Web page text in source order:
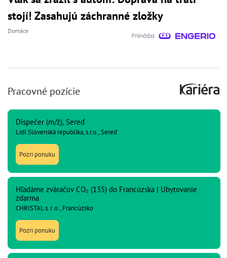
stojí! Zasahujú záchranné zložky
Domáce
Pracovné pozície
Dispečer (m/ž), Sereď
Lidl Slovenská republika, s.r.o., Sereď
Pozri ponuku
Hľadáme zváračov CO₂ (135) do Francúzska | Ubytovanie
zdarma
CHRISTAL s. r. o., Francúzsko
Pozri ponuku